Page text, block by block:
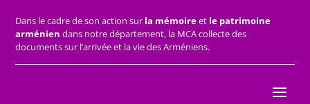
Dans le cadre de son action sur la mémoireet le patrimoine
arménien dans notre département, la MCA collecte des
documents sur l’arrivée et la vie des Arméniens.